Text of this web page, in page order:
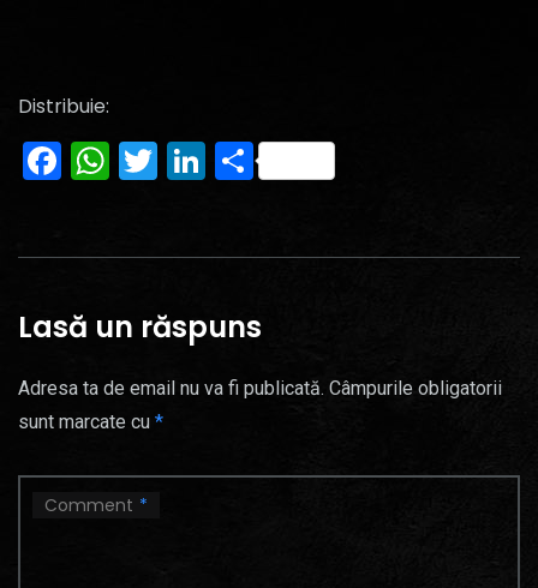
Distribuie:
Facebook
WhatsApp
Twitter
LinkedIn
Partajează
Lasă un răspuns
Adresa ta de email nu va fi publicată. Câmpurile obligatorii
sunt marcate cu *
Comment *